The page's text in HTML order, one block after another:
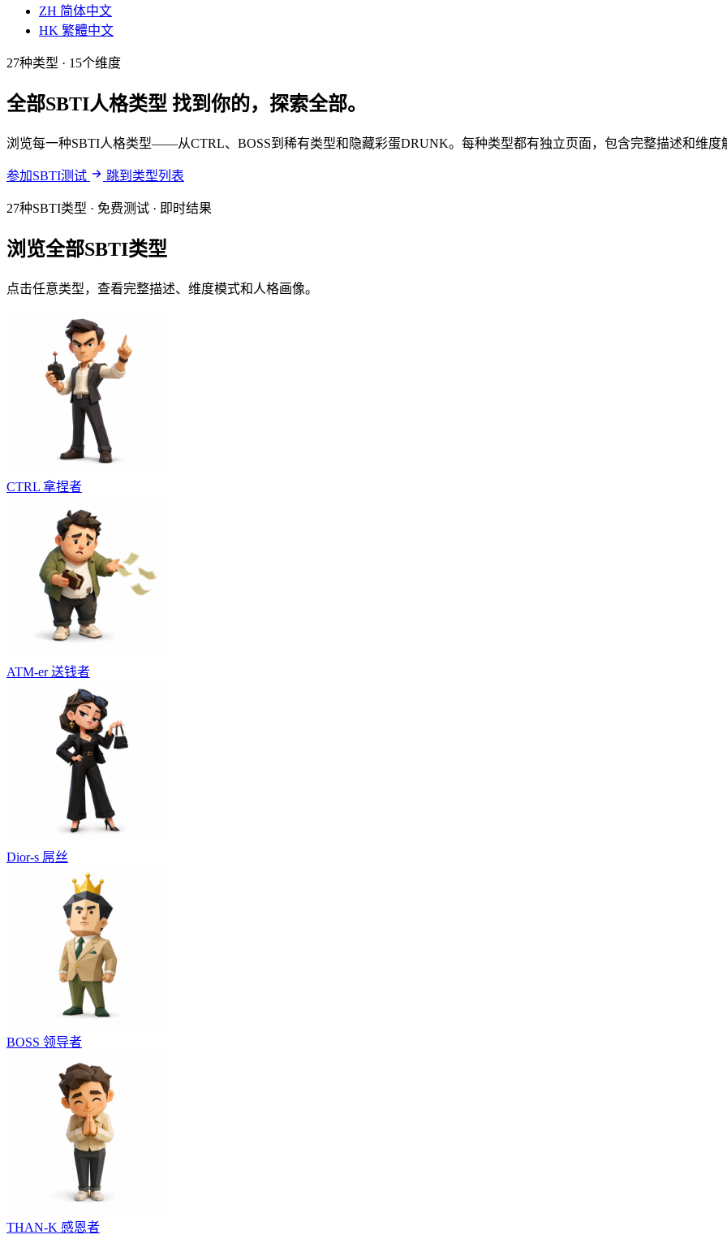
ZH 简体中文
HK 繁體中文
27种类型 · 15个维度
全部SBTI人格类型 找到你的，探索全部。
浏览每一种SBTI人格类型——从CTRL、BOSS到稀有类型和隐藏彩蛋DRUNK。每种类型都有独立页面，包含完整描述和维度
参加SBTI测试 跳到类型列表
27种SBTI类型 · 免费测试 · 即时结果
浏览全部SBTI类型
点击任意类型，查看完整描述、维度模式和人格画像。
CTRL 拿捏者
ATM-er送钱者
Dior-s 屌丝
BOSS 领导者
THAN-K 感恩者